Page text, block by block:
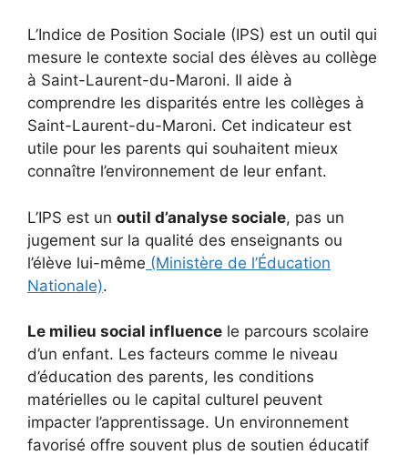
L’Indice de Position Sociale (IPS) est un outil qui
mesure le contexte social des élèves au collège
à Saint-Laurent-du-Maroni. Il aide à
comprendre les disparités entre les collèges à
Saint-Laurent-du-Maroni. Cet indicateur est
utile pour les parents qui souhaitent mieux
connaître l’environnement de leur enfant.
L’IPS est un outil d’analyse sociale, pas un
jugement sur la qualité des enseignants ou
l’élève lui-même (Ministère de l’Éducation
Nationale).
Le milieu social influence le parcours scolaire
d’un enfant. Les facteurs comme le niveau
d’éducation des parents, les conditions
matérielles ou le capital culturel peuvent
impacter l’apprentissage. Un environnement
favorisé offre souvent plus de soutien éducatif